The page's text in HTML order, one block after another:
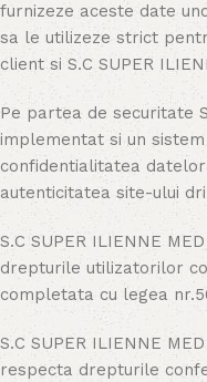
furnizeze aceste date
sa le utilizeze strict
client si S.C SUPER
Pe partea de securitate
implementat si un
confidentialitatea
autenticitatea site-ului
S.C SUPER ILIENNE
drepturile utilizatorilor
completata cu legea
S.C SUPER ILIENNE
respecta drepturile